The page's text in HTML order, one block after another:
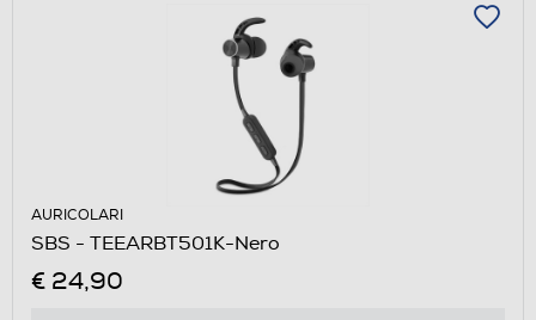
AURICOLARI
SBS - TEEARBT501K-Nero
€ 24,90